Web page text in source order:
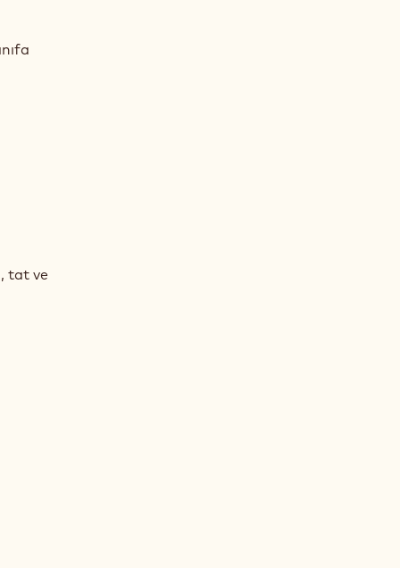
tat ve